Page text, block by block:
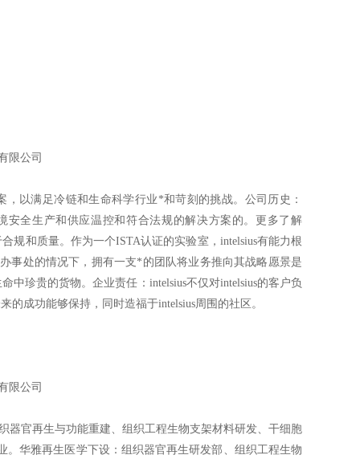
限公司
以满足冷链和生命科学行业*和苛刻的挑战。公司历史：
安全生产和供应温控和符合法规的解决方案的。更多了解
规和质量。作为一个ISTA认证的实验室，intelsius有能力根
事处的情况下，拥有一支*的团队将业务推向其战略愿景是
中珍贵的货物。企业责任：intelsius不仅对intelsius的客户负
的成功能够保持，同时造福于intelsius周围的社区。
限公司
器官再生与功能重建、组织工程生物支架材料研发、干细胞
华雅再生医学下设：组织器官再生研发部、组织工程生物